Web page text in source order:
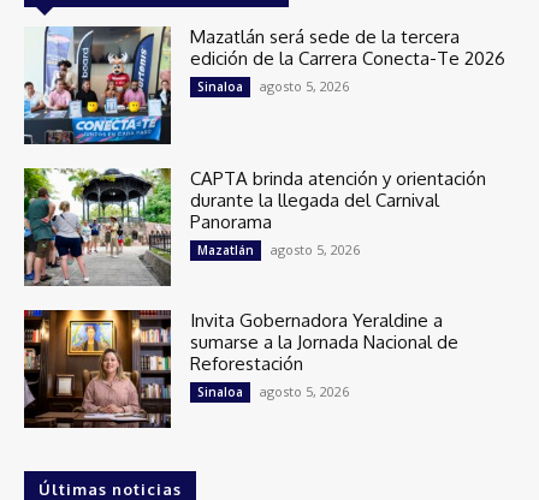
Mazatlán será sede de la tercera
edición de la Carrera Conecta-Te 2026
Sinaloa agosto 5, 2026
CAPTA brinda atención y orientación
durante la llegada del Carnival
Panorama
Mazatlán agosto 5, 2026
Invita Gobernadora Yeraldine a
sumarse a la Jornada Nacional de
Reforestación
Sinaloa agosto 5, 2026
Últimas noticias